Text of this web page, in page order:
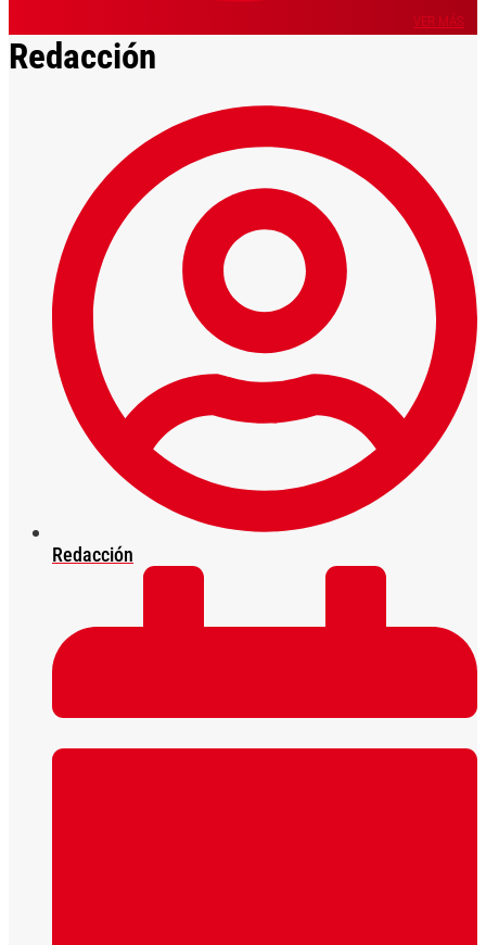
VER MÁS
Redacción
Redacción